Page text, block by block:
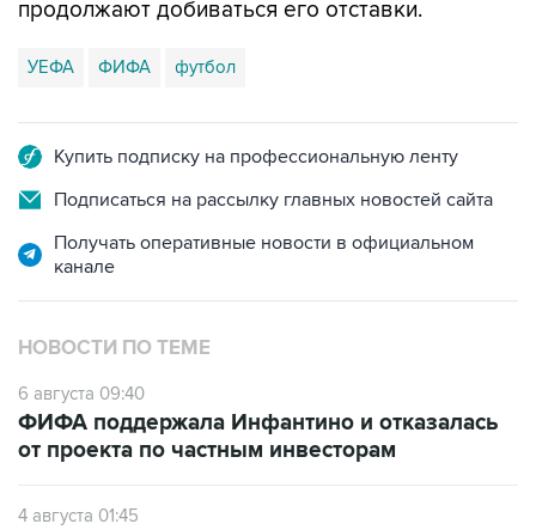
продолжают добиваться его отставки.
УЕФА ФИФА футбол
Купить подписку на профессиональную ленту
Подписаться на рассылку главных новостей сайта
Получать оперативные новости в официальном
канале
НОВОСТИ ПО ТЕМЕ
6 августа 09:40
ФИФА поддержала Инфантино и отказалась
от проекта по частным инвесторам
4 августа 01:45